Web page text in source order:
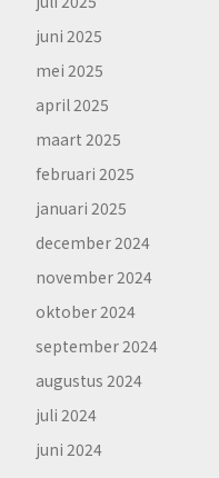
juni 2025
mei 2025
april 2025
maart 2025
februari 2025
januari 2025
december 2024
november 2024
oktober 2024
september 2024
augustus 2024
juli 2024
juni 2024